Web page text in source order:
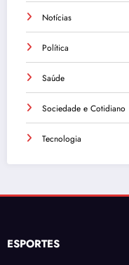
Notícias
Política
Saúde
Sociedade e Cotidiano
Tecnologia
ESPORTES